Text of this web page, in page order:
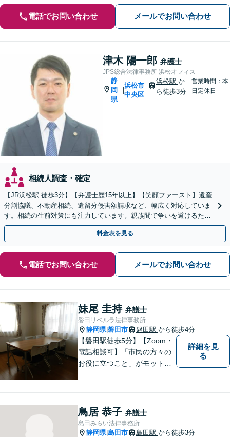
電話でお問い合わせ メールでお問い合わせ
津木 陽一郎 弁護士
JPS総合法律事務所 浜松オフィス
静
岡
県
浜松市
中央区
浜松駅 か
ら徒歩3分
営業時間：本
日定休日
相続人調査・確定
【JR浜松駅 徒歩3分】【弁護士歴15年以上】【笑顔ファースト】遺産
分割協議、不動産相続、遺留分侵害額請求など、幅広く対応していま
す。相続の生前対策にも注力しています。親族間で争いを避けるため
にも、お早めにご相談ください。【初回面談無料】
料金表を見る
電話でお問い合わせ メールでお問い合わせ
妹尾 圭持 弁護士
磐田リベルラ法律事務所
静岡県|磐田市 磐田駅 から徒歩4分
【磐田駅徒歩5分】【Zoom・
電話相談可】「市民の方々の
お役に立つこと」がモットー
らゆる問題に真摯に向き合っ
てまいります。【駐車場あ
り】
詳細を見
る
鳥居 恭子 弁護士
島田みらい法律事務所
静岡県|島田市 島田駅 から徒歩3分